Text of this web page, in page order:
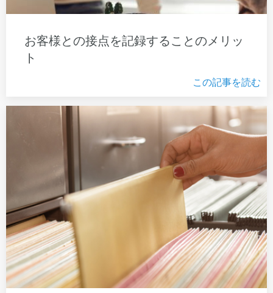
お客様との接点を記録することのメリッ
ト
この記事を読む